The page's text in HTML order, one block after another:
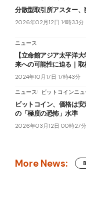
分散型取引所アスター
2026年02月12日 14時33分
ニュース
【立命館アジア太平洋
来への可能性に迫る｜取
2024年10月17日 17時43分
ニュース ビットコインニュ
ビットコイン、価格は
の「極度の恐怖」水準
2026年03月12日 00時27分
More News: